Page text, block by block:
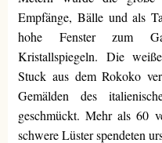
Empfänge, Bälle und als
hohe Fenster zum
Kristallspiegeln. Die
Stuck aus dem Rokoko
Gemälden des
geschmückt. Mehr als 60
schwere Lüster spendeten